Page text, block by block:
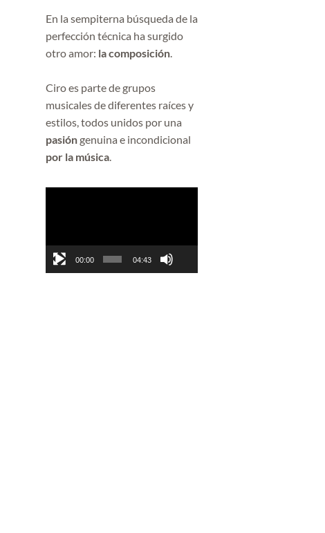
En la sempiterna búsqueda de la
perfección técnica ha surgido
otro amor: la composición
Ciro es parte de grupos
musicales de diferentes raíces y
estilos, todos unidos por una
pasión genuina e incondicional
por la música.
00:00 04:43